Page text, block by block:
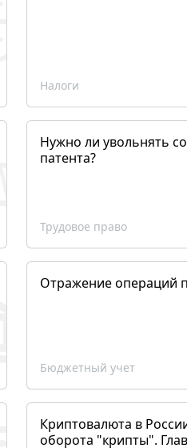
Налоги
Нужно ли увольнять
патента?
Трудовое право
Отражение операций
Бюджетный учет
Криптовалюта в
оборота "крипты".